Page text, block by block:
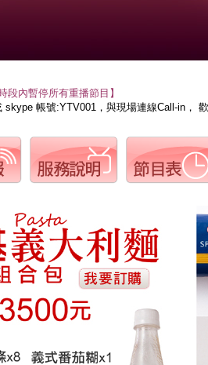
段內暫停所有重播節目】
skype 帳號:YTV001，與現場連線Call-in，